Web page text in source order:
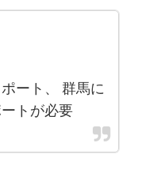
ート、 群馬に
トが必要